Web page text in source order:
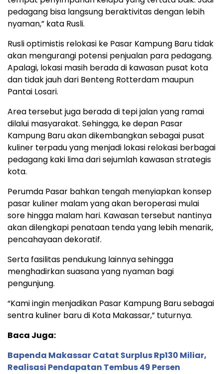
pedagang bisa langsung beraktivitas dengan lebih
nyaman,” kata Rusli.
Rusli optimistis relokasi ke Pasar Kampung Baru tidak
akan mengurangi potensi penjualan para pedagang.
Apalagi, lokasi masih berada di kawasan pusat kota
dan tidak jauh dari Benteng Rotterdam maupun
Pantai Losari.
Area tersebut juga berada di tepi jalan yang ramai
dilalui masyarakat. Sehingga, ke depan Pasar
Kampung Baru akan dikembangkan sebagai pusat
kuliner terpadu yang menjadi lokasi relokasi berbagai
pedagang kaki lima dari sejumlah kawasan strategis
kota.
Perumda Pasar bahkan tengah menyiapkan konsep
pasar kuliner malam yang akan beroperasi mulai
sore hingga malam hari. Kawasan tersebut nantinya
akan dilengkapi penataan tenda yang lebih menarik,
pencahayaan dekoratif.
Serta fasilitas pendukung lainnya sehingga
menghadirkan suasana yang nyaman bagi
pengunjung.
“Kami ingin menjadikan Pasar Kampung Baru sebagai
sentra kuliner baru di Kota Makassar,” tuturnya.
Baca Juga:
Bapenda Makassar Catat Surplus Rp130 Miliar,
Realisasi Pendapatan Tembus 49 Persen